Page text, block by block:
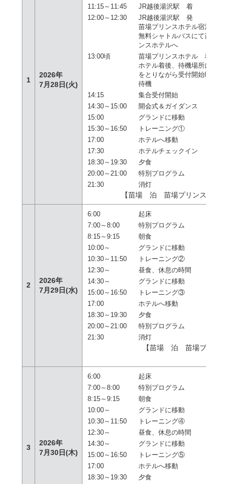
1
2026年
7月28日(火)
11:15～11:45
JR越後湯沢駅 着
12:00～12:30
JR越後湯沢駅 発
苗場プリンスホテル宿泊者専
無料シャトルバスにて苗場プ
ンスホテルへ
13:00頃
苗場プリンスホテル 着
ホテル着後、待機場所にて昼
をとりながら受付開始時刻ま
待機
14:15
集合受付開始
14:30～15:00
開会式＆ガイダンス
15:00
グランドに移動
15:30～16:50
トレーニング①
17:00
ホテルへ移動
17:30
ホテルチェックイン
18:30～19:30
夕食
20:00～21:00
特別プログラム
21:30
消灯
【苗場 泊 苗場プリンスホテ
2
2026年
7月29日(水)
6:00
起床
7:00～8:00
特別プログラム
8:15～9:15
朝食
10:00～
グランドに移動
10:30～11:50
トレーニング②
12:30～
昼食、休息の時間
14:30～
グランドに移動
15:00～16:50
トレーニング③
17:00
ホテルへ移動
18:30～19:30
夕食
20:00～21:00
特別プログラム
21:30
消灯
【苗場 泊 苗場プリン
3
2026年
7月30日(木)
6:00
起床
7:00～8:00
特別プログラム
8:15～9:15
朝食
10:00～
グランドに移動
10:30～11:50
トレーニング④
12:30～
昼食、休息の時間
14:30～
グランドに移動
15:00～16:50
トレーニング⑤
17:00
ホテルへ移動
18:30～19:30
夕食